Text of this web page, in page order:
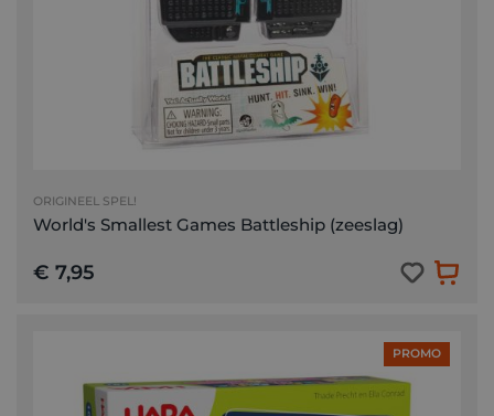
ORIGINEEL SPEL!
World's Smallest Games Battleship (zeeslag)
€ 7,95
PROMO